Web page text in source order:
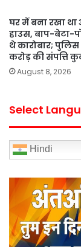
घर में बना रखा
हाउस, बाप-बेटा-
थे कारोबार;
करोड़ की संपत्ति
August 8, 2026
Select
Hindi